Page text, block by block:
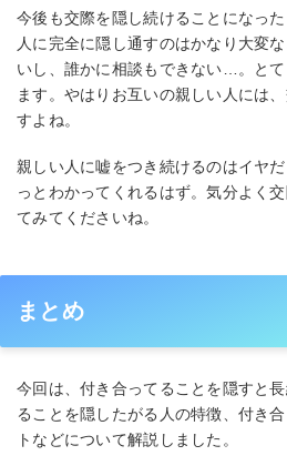
今後も交際を隠し続けることになっ
人に完全に隠し通すのはかなり大変
いし、誰かに相談もできない…。と
ます。やはりお互いの親しい人には
すよね。
親しい人に嘘をつき続けるのはイヤ
っとわかってくれるはず。気分よく
てみてくださいね。
まとめ
今回は、付き合ってることを隠すと
ることを隠したがる人の特徴、付き
トなどについて解説しました。